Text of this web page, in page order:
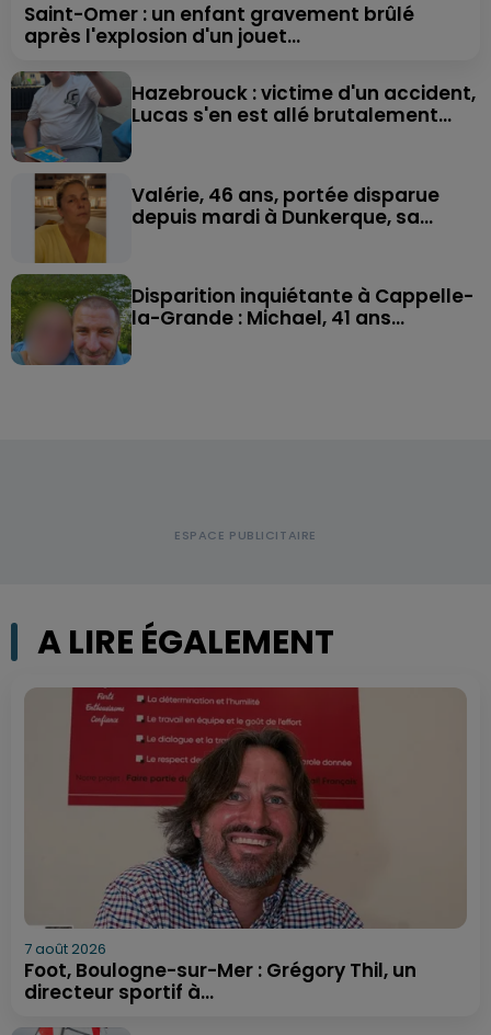
Saint-Omer : un enfant gravement brûlé
après l'explosion d'un jouet...
Hazebrouck : victime d'un accident,
Lucas s'en est allé brutalement...
Valérie, 46 ans, portée disparue
depuis mardi à Dunkerque, sa...
Disparition inquiétante à Cappelle-
la-Grande : Michael, 41 ans...
A LIRE ÉGALEMENT
7 août 2026
Foot, Boulogne-sur-Mer : Grégory Thil, un
directeur sportif à...